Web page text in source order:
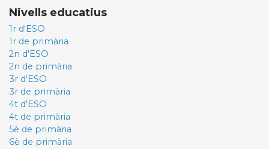
Nivells educatius
1r d'ESO
1r de primària
2n d'ESO
2n de primària
3r d'ESO
3r de primària
4t d'ESO
4t de primària
5è de primària
6è de primària